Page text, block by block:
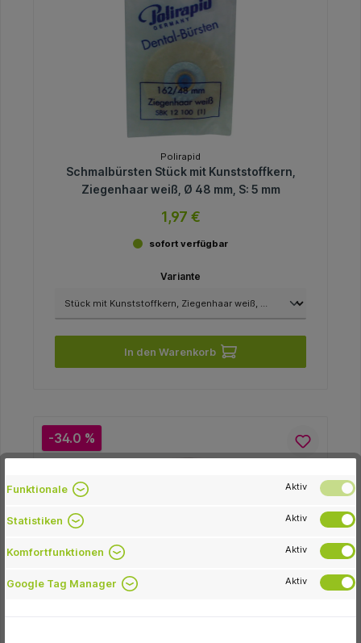
Polirapid
Schmalbürsten Stück mit Kunststoffkern,
Ziegenhaar weiß, Ø 48 mm, S: 5 mm
1,97 €
sofort verfügbar
Variante
In den Warenkorb
-34.0 %
Funktionale Aktiv
Statistiken Aktiv
Komfortfunktionen Aktiv
Google Tag Manager Aktiv